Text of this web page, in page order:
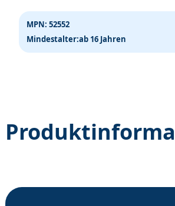
Mansfeld-
Kombinat
Ep.IV
MPN: 52552
Mindestalter:ab 16 Jahren